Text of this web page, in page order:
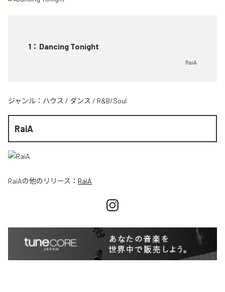
1 ： Dancing Tonight
RaiA
ジャンル： ハウス / ダンス / R&B/Soul
RaiA
RaiAの他のリリース： RaiA